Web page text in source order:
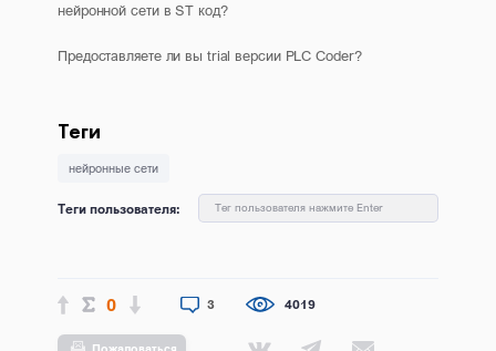
нейронной сети в ST код?
Предоставляете ли вы trial версии PLC Coder?
Теги
нейронные сети
Теги пользователя: Тег пользователя нажмите Enter
0 3 4019